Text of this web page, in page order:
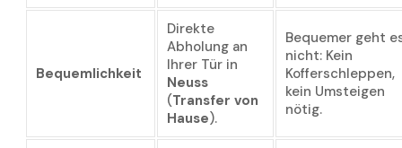
Bequemlichkeit
Direkte
Abholung an
Ihrer Tür in
Neuss
(Transfer von
Hause).
Bequemer geht
nicht: Kein
Kofferschleppen,
kein Umsteigen
nötig.